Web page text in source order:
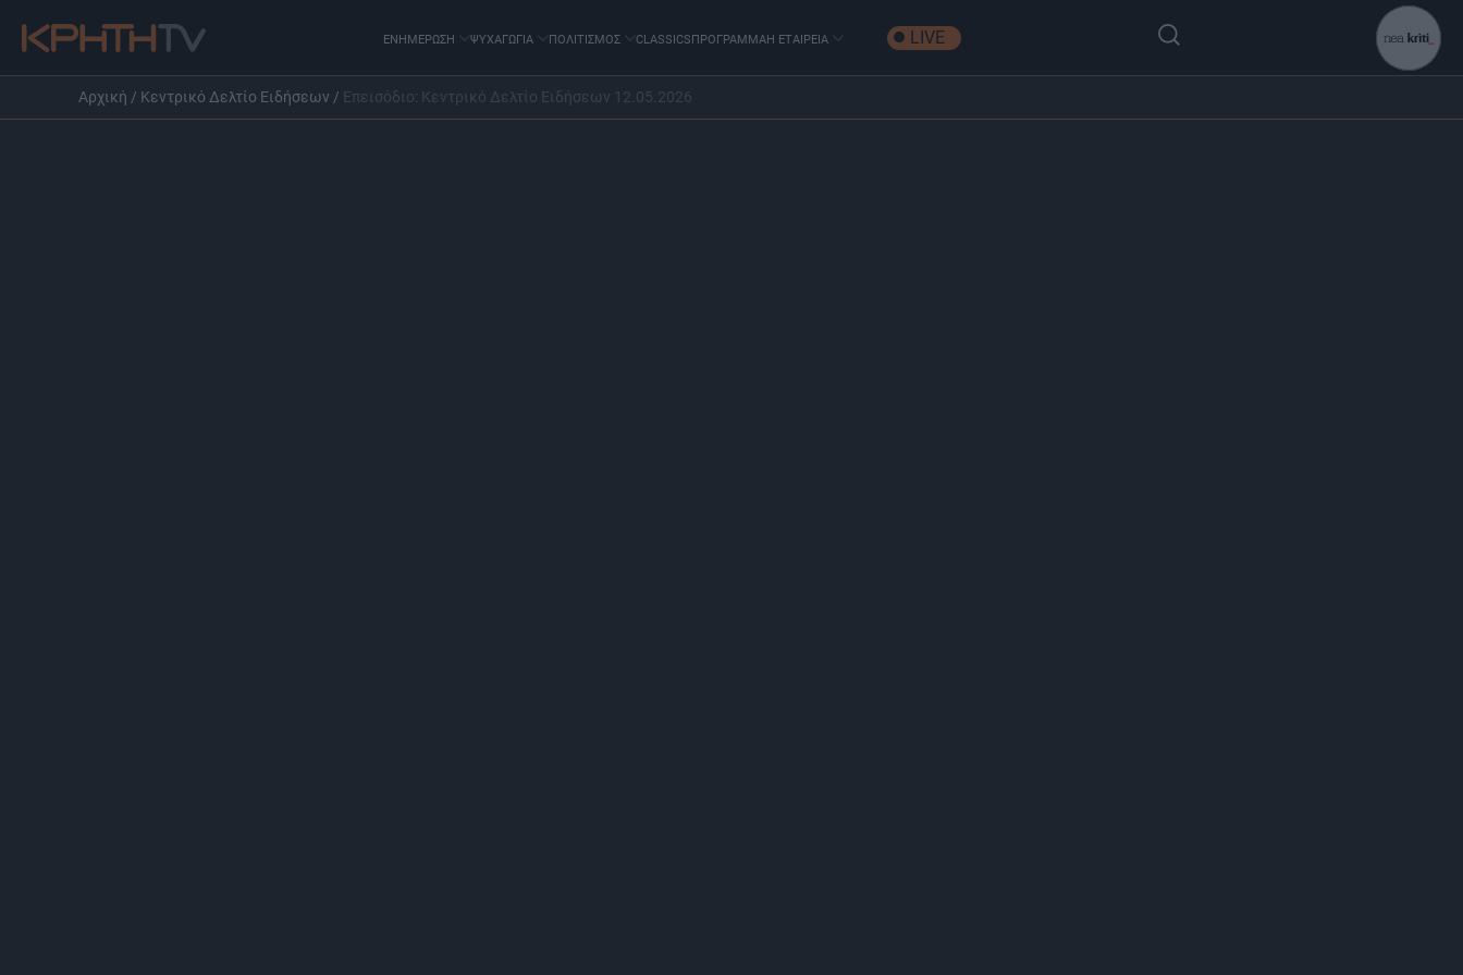
ΕΝΗΜΕΡΩΣΗ ΨΥΧΑΓΩΓΙΑ ΠΟΛΙΤΙΣΜΟΣ CLASSICSΠΡΟΓΡΑΜΜΑΗ ΕΤΑΙΡΕΙΑ LIVE
Αρχική / Κεντρικό Δελτίο Ειδήσεων / Επεισόδιο: Κεντρικό Δελτίο Ειδήσεων 12.05.2026